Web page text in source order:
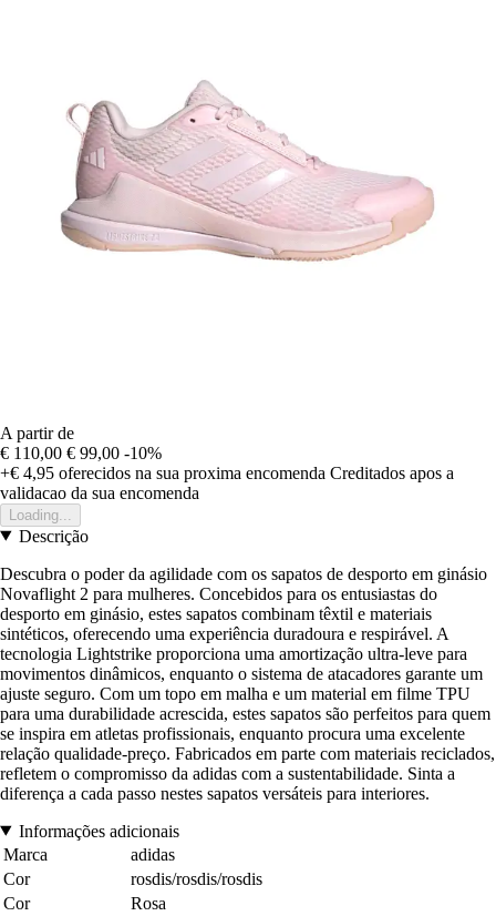
A partir de
€ 110,00 € 99,00 -10%
+€ 4,95 oferecidos na sua proxima encomenda Creditados apos a
validacao da sua encomenda
Loading...
Descrição
Descubra o poder da agilidade com os sapatos de desporto em ginásio
Novaflight 2 para mulheres. Concebidos para os entusiastas do
desporto em ginásio, estes sapatos combinam têxtil e materiais
sintéticos, oferecendo uma experiência duradoura e respirável. A
tecnologia Lightstrike proporciona uma amortização ultra-leve para
movimentos dinâmicos, enquanto o sistema de atacadores garante um
ajuste seguro. Com um topo em malha e um material em filme TPU
para uma durabilidade acrescida, estes sapatos são perfeitos para quem
se inspira em atletas profissionais, enquanto procura uma excelente
relação qualidade-preço. Fabricados em parte com materiais reciclados,
refletem o compromisso da adidas com a sustentabilidade. Sinta a
diferença a cada passo nestes sapatos versáteis para interiores.
Informações adicionais
Marca
adidas
Cor
rosdis/rosdis/rosdis
Cor
Rosa